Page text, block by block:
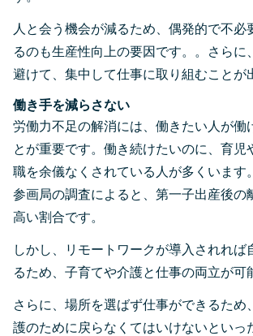
人と会う機会が減るため、偶発的で不必
るのも生産性向上の要因です。。さらに
避けて、集中して仕事に取り組むことが
働き手を減らさない
労働力不足の解消には、働きたい人が働
とが重要です。働き続けたいのに、育児
職を余儀なくされている人が多くいます
参画局の調査によると、第一子出産後の
高い割合です。
しかし、リモートワークが導入されれば
るため、子育てや介護と仕事の両立が可
さらに、場所を選ばず仕事ができるため
護のために戻らなくてはいけないといっ